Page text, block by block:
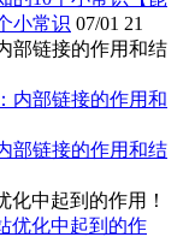
小常识 07/01 21
部链接的作用和结
部链接的作用和结
化中起到的作用！